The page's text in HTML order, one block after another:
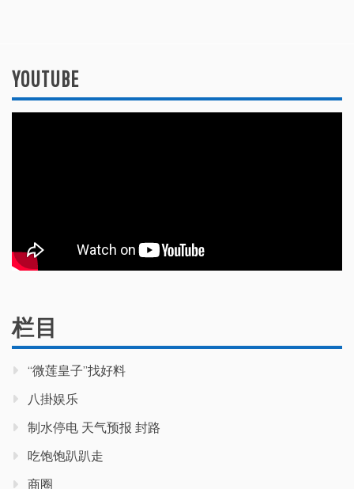
YOUTUBE
栏目
“微莲皇子”找好料
八掛娱乐
制水停电 天气预报 封路
吃饱饱趴趴走
商圈